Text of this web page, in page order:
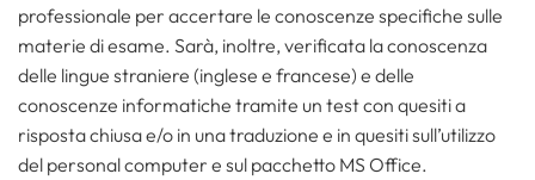
professionale per accertare le conoscenze specifiche sulle
materie di esame. Sarà, inoltre, verificata la conoscenza
delle lingue straniere (inglese e francese) e delle
conoscenze informatiche tramite un test con quesiti a
risposta chiusa e/o in una traduzione e in quesiti sull’utilizzo
del personal computer e sul pacchetto MS Office.